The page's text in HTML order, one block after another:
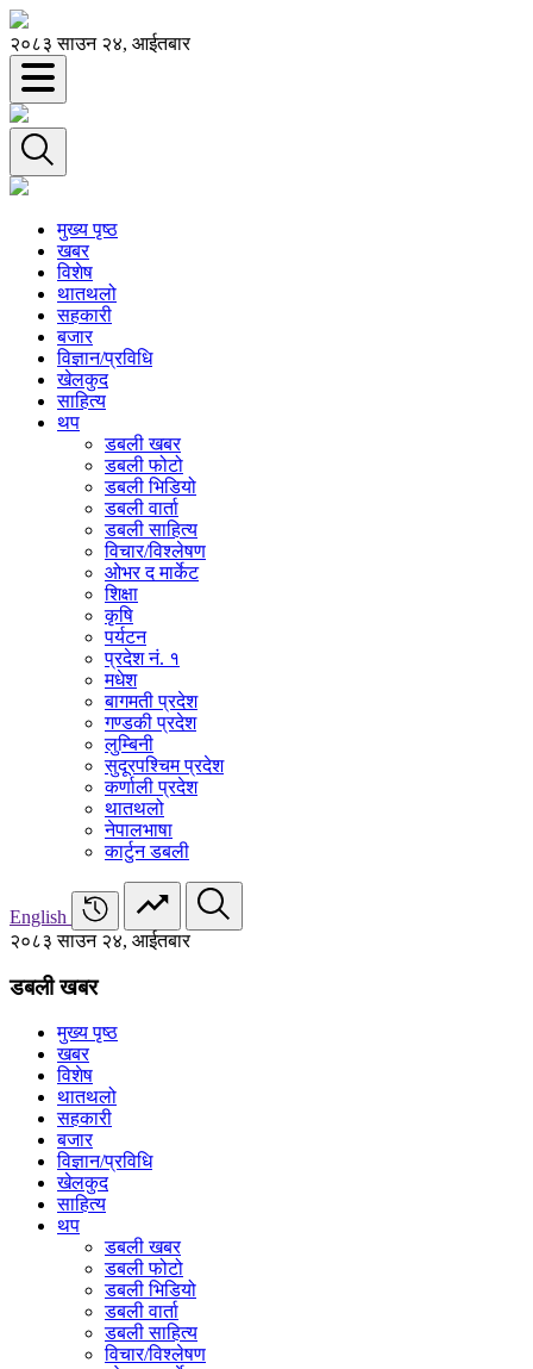
२०८३ साउन २४, आईतबार
मुख्य पृष्ठ
खबर
विशेष
थातथलो
सहकारी
बजार
विज्ञान/प्रविधि
खेलकुद
साहित्य
थप
डबली खबर
डबली फोटो
डबली भिडियो
डबली वार्ता
डबली साहित्य
विचार/विश्‍लेषण
ओभर द मार्केट
शिक्षा
कृषि
पर्यटन
प्रदेश नं. १
मधेश
बागमती प्रदेश
गण्डकी प्रदेश
लुम्बिनी
सुदूरपश्चिम प्रदेश
कर्णाली प्रदेश
थातथलो
नेपालभाषा
कार्टुन डबली
English
२०८३ साउन २४, आईतबार
डबली खबर
मुख्य पृष्ठ
खबर
विशेष
थातथलो
सहकारी
बजार
विज्ञान/प्रविधि
खेलकुद
साहित्य
थप
डबली खबर
डबली फोटो
डबली भिडियो
डबली वार्ता
डबली साहित्य
विचार/विश्‍लेषण